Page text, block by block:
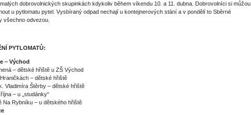
dobrovolnických skupinkách kdykoliv během víkendu 10. a 11. dubna. Dobrovolníci si můžou
u pytlomatu pytel. Vysbíraný odpad nechají u kontejnerových stání a v pondělí to Sběrné
všechno odvezou.
PYTLOMATŮ:
– Východ
– dětské hřiště u ZŠ Východ
Hraničkách – dětské hřiště
Vladimíra Štěrby – dětské hřiště
– u „studánky“
Na Rybníku – u dětského hřiště